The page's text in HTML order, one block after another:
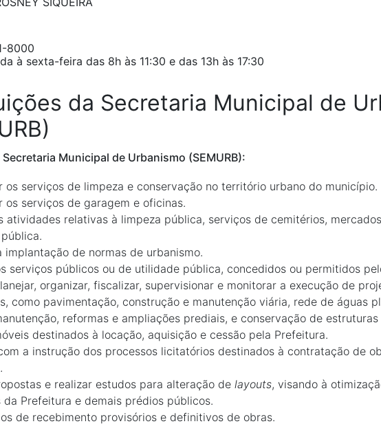
8000
à sexta-feira das 8h às 11:30 e das 13h às 17:30
da Secretaria Municipal de
Municipal de Urbanismo (SEMURB):
os serviços de limpeza e conservação no território urbano do município.
os serviços de garagem e oficinas.
atividades relativas à limpeza pública, serviços de cemitérios,
implantação de normas de urbanismo.
serviços públicos ou de utilidade pública, concedidos ou permitidos
organizar, fiscalizar, supervisionar e monitorar a execução de
como pavimentação, construção e manutenção viária, rede de águas
reformas e ampliações prediais, e conservação de
destinados à locação, aquisição e cessão pela Prefeitura.
a instrução dos processos licitatórios destinados à contratação de
e realizar estudos para alteração de layouts, visando à
da Prefeitura e demais prédios públicos.
de recebimento provisórios e definitivos de obras.